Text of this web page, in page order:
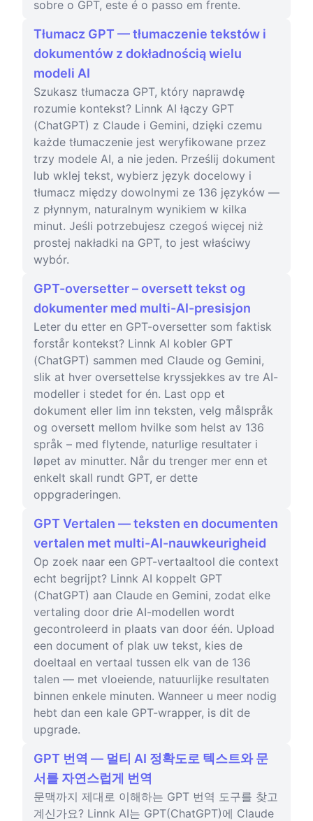
sobre o GPT, este é o passo em frente.
Tłumacz GPT — tłumaczenie tekstów i
dokumentów z dokładnością wielu
modeli AI
Szukasz tłumacza GPT, który naprawdę
rozumie kontekst? Linnk AI łączy GPT
(ChatGPT) z Claude i Gemini, dzięki czemu
każde tłumaczenie jest weryfikowane przez
trzy modele AI, a nie jeden. Prześlij dokument
lub wklej tekst, wybierz język docelowy i
tłumacz między dowolnymi ze 136 języków —
z płynnym, naturalnym wynikiem w kilka
minut. Jeśli potrzebujesz czegoś więcej niż
prostej nakładki na GPT, to jest właściwy
wybór.
GPT-oversetter – oversett tekst og
dokumenter med multi-AI-presisjon
Leter du etter en GPT-oversetter som faktisk
forstår kontekst? Linnk AI kobler GPT
(ChatGPT) sammen med Claude og Gemini,
slik at hver oversettelse kryssjekkes av tre AI-
modeller i stedet for én. Last opp et
dokument eller lim inn teksten, velg målspråk
og oversett mellom hvilke som helst av 136
språk – med flytende, naturlige resultater i
løpet av minutter. Når du trenger mer enn et
enkelt skall rundt GPT, er dette
oppgraderingen.
GPT Vertalen — teksten en documenten
vertalen met multi-AI-nauwkeurigheid
Op zoek naar een GPT-vertaaltool die context
echt begrijpt? Linnk AI koppelt GPT
(ChatGPT) aan Claude en Gemini, zodat elke
vertaling door drie AI-modellen wordt
gecontroleerd in plaats van door één. Upload
een document of plak uw tekst, kies de
doeltaal en vertaal tussen elk van de 136
talen — met vloeiende, natuurlijke resultaten
binnen enkele minuten. Wanneer u meer nodig
hebt dan een kale GPT-wrapper, is dit de
upgrade.
GPT 번역 — 멀티 AI 정확도로 텍스트와 문
서를 자연스럽게 번역
문맥까지 제대로 이해하는 GPT 번역 도구를 찾고
계신가요? Linnk AI는 GPT(ChatGPT)에 Claude